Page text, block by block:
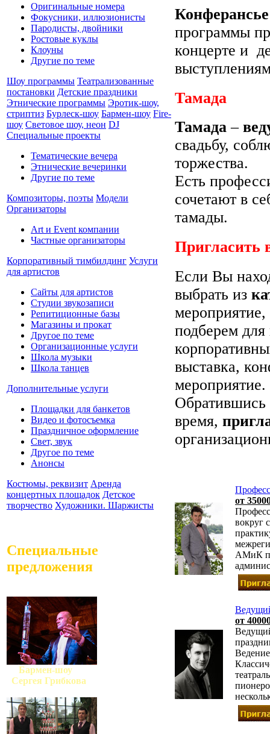
Оригинальные номера
Фокусники, иллюзионисты
Пародисты, двойники
Ростовые куклы
Клоуны
Другие по теме
Шоу программы Театрализованные
постановки Детские праздники
Этнические программы Эротик-шоу,
стриптиз Бурлеск-шоу Бармен-шоу Fire-
шоу Световое шоу, неон DJ
Специальные проекты
Тематические вечера
Этнические вечеринки
Другие по теме
Композиторы, поэты Модели
Организаторы
Art и Event компании
Частные организаторы
Корпоративный тимбилдинг Услуги
для артистов
Сайты для артистов
Студии звукозаписи
Репитиционные базы
Магазины и прокат
Другое по теме
Организационные услуги
Школа музыки
Школа танцев
Дополнительные услуги
Площадки для банкетов
Видео и фотосъемка
Праздничное оформление
Свет, звук
Другое по теме
Анонсы
Костюмы, реквизит Аренда
концертных площадок Детское
творчество Художники. Шаржисты
Специальные
предложения
Бармен-шоу
Сергея Грибкова
Конферансье
программы
концерте и
Тамада
Тамада –
свадьбу,
торжества.
Есть
сочетают в
тамады.
Пригласить
Если Вы
выбрать из
подберем для
выставка,
мероприятие.
Обратившись
время,
от
вокруг
АМиК
от